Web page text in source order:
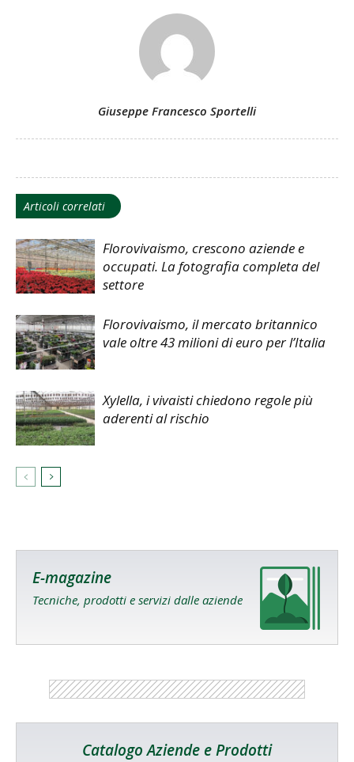
Giuseppe Francesco Sportelli
Articoli correlati
Florovivaismo, crescono aziende e
occupati. La fotografia completa del
settore
Florovivaismo, il mercato britannico
vale oltre 43 milioni di euro per l’Italia
Xylella, i vivaisti chiedono regole più
aderenti al rischio
E-magazine
Tecniche, prodotti e servizi dalle aziende
Catalogo Aziende e Prodotti